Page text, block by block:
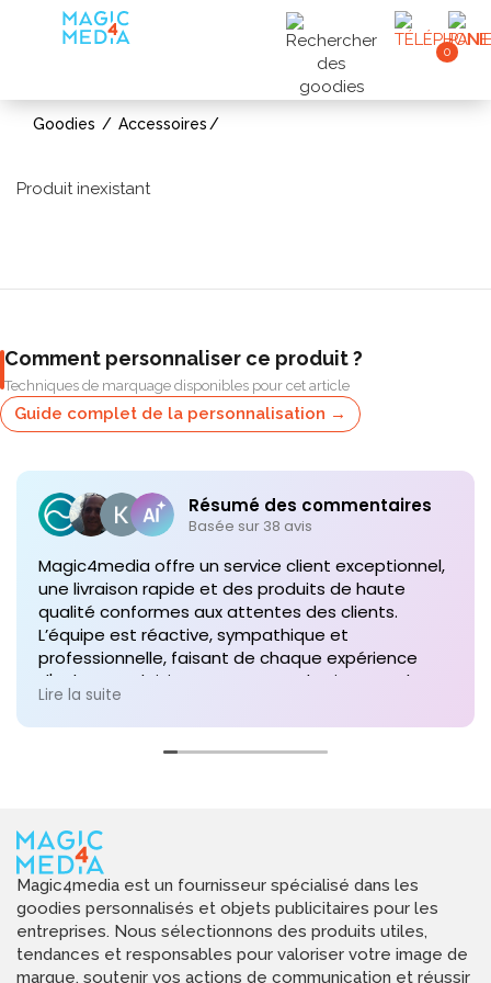
0
Goodies Accessoires
Produit inexistant
Comment personnaliser ce produit ?
Techniques de marquage disponibles pour cet article
Guide complet de la personnalisation →
Résumé des commentaires
Basée sur 38 avis
Magic4media offre un service client exceptionnel,
une livraison rapide et des produits de haute
qualité conformes aux attentes des clients.
L’équipe est réactive, sympathique et
professionnelle, faisant de chaque expérience
d'achat un plaisir. Je recommande vivement leurs
services pour toute commande future de produits
personnalisés !
Lire la suite
Magic4media est un fournisseur spécialisé dans les
goodies personnalisés et objets publicitaires pour les
entreprises. Nous sélectionnons des produits utiles,
tendances et responsables pour valoriser votre image de
marque, soutenir vos actions de communication et réussir